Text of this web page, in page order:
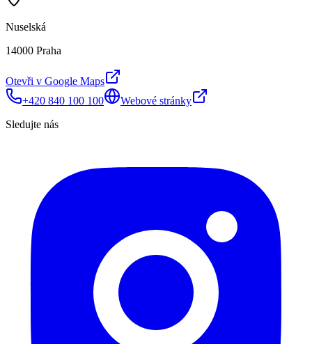
Nuselská
14000 Praha
Otevři v Google Maps
+420 840 100 100
Webové stránky
Sledujte nás